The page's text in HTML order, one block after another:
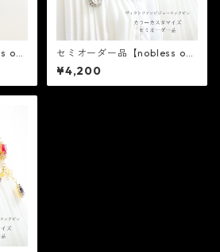
obli
ー
セミオーダー品【nobless obli
ge】ヴィクトリアンビジュー
シルバータックピン
¥4,200